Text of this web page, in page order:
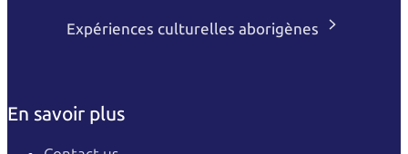
Expériences culturelles aborigènes
En savoir plus